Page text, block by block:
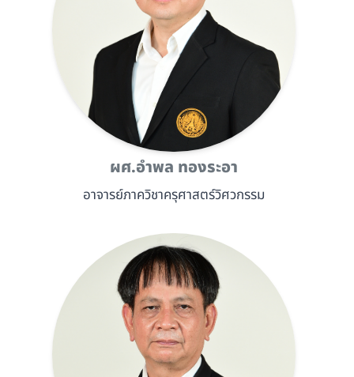
ผศ.อำพล ทองระอา
อาจารย์ภาควิชาครุศาสตร์วิศวกรรม